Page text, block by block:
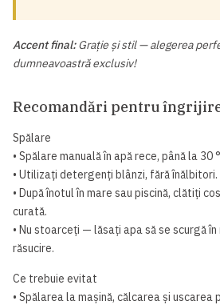
Accent final:Grație și stil — alegerea
dumneavoastră exclusiv!
Recomandări pentru
Spălare
• Spălare manuală în apă rece, până la 30
• Utilizați detergenți blânzi, fără înălbitori.
• După înotul în mare sau piscină, clătiți
curată.
• Nu stoarceți — lăsați apa să se scurgă
răsucire.
Ce trebuie evitat
• Spălarea la mașină, călcarea și